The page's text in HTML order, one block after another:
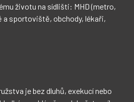
životu na sídlišti: MHD (metro,
a sportoviště, obchody, lékaři,
je bez dluhů, exekucí nebo